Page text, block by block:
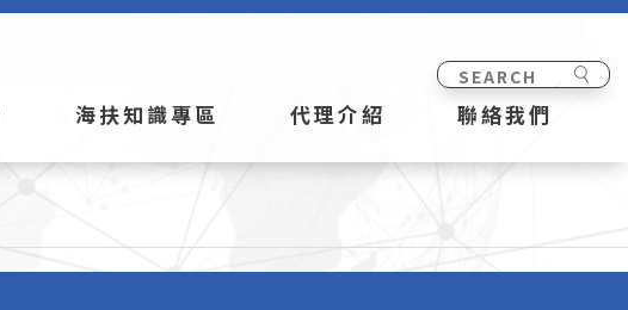
海扶知識專區 代理介紹 聯絡我們